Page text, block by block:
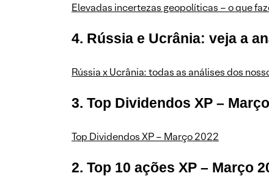
Elevadas incertezas geopolíticas – o que
4. Rússia e Ucrânia: veja a
Rússia x Ucrânia: todas as análises dos
3. Top Dividendos XP –
Top Dividendos XP – Março 2022
2. Top 10 ações XP – Março